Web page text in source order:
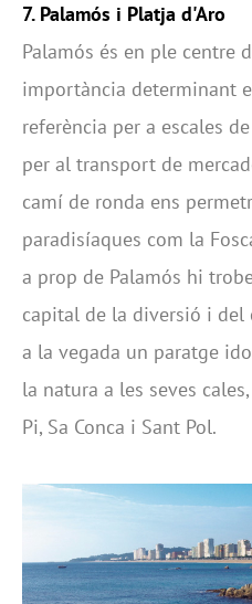
7. Palamós i Platja d'Aro
Palamós és en ple centre
importància determinant
referència per a escales
per al transport de
camí de ronda ens
paradisíaques com la
a prop de Palamós hi
capital de la diversió i del
a la vegada un paratge
la natura a les seves
Pi, Sa Conca i Sant Pol.